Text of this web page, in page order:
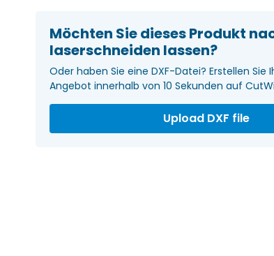
Möchten Sie dieses Produkt
laserschneiden lassen?
Oder haben Sie eine DXF-Datei? Erstellen Sie
Angebot innerhalb von 10 Sekunden auf
Upload DXF file